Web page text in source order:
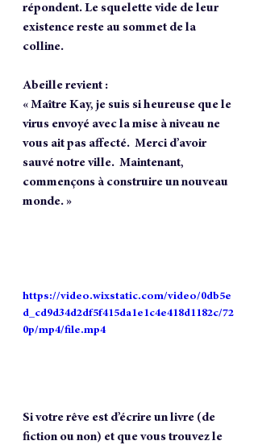
répondent. Le squelette vide de leur
existence reste au sommet de la
colline.
Abeille revient :
« Maître Kay, je suis si heureuse que le
virus envoyé avec la mise à niveau ne
vous ait pas affecté.  Merci d’avoir
sauvé notre ville.  Maintenant,
commençons à construire un nouveau
monde. »
https://video.wixstatic.com/video/0db5e
d_cd9d34d2df5f415da1e1c4e418d1182c/72
0p/mp4/file.mp4
Si votre rêve est d’écrire un livre (de
fiction ou non) et que vous trouvez le